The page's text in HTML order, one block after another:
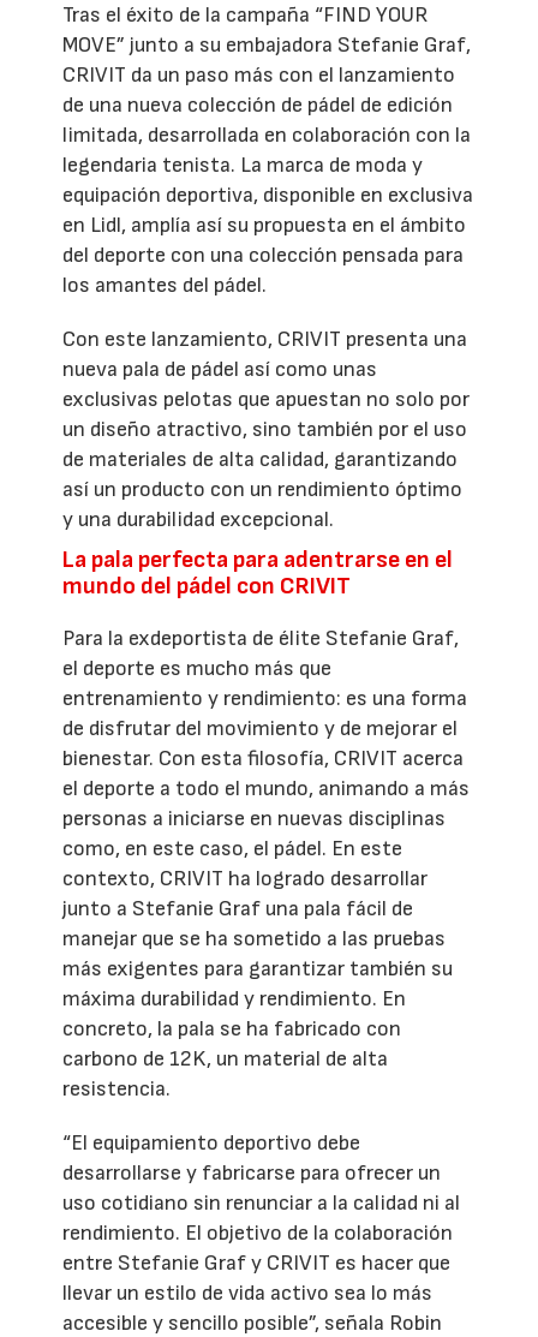
Tras el éxito de la campaña “FIND YOUR
MOVE” junto a su embajadora Stefanie Graf,
CRIVIT da un paso más con el lanzamiento
de una nueva colección de pádel de edición
limitada, desarrollada en colaboración con la
legendaria tenista. La marca de moda y
equipación deportiva, disponible en exclusiva
en Lidl, amplía así su propuesta en el ámbito
del deporte con una colección pensada para
los amantes del pádel.
Con este lanzamiento, CRIVIT presenta una
nueva pala de pádel así como unas
exclusivas pelotas que apuestan no solo por
un diseño atractivo, sino también por el uso
de materiales de alta calidad, garantizando
así un producto con un rendimiento óptimo
y una durabilidad excepcional.
La pala perfecta para adentrarse en el
mundo del pádel con CRIVIT
Para la exdeportista de élite Stefanie Graf,
el deporte es mucho más que
entrenamiento y rendimiento: es una forma
de disfrutar del movimiento y de mejorar el
bienestar. Con esta filosofía, CRIVIT acerca
el deporte a todo el mundo, animando a más
personas a iniciarse en nuevas disciplinas
como, en este caso, el pádel. En este
contexto, CRIVIT ha logrado desarrollar
junto a Stefanie Graf una pala fácil de
manejar que se ha sometido a las pruebas
más exigentes para garantizar también su
máxima durabilidad y rendimiento. En
concreto, la pala se ha fabricado con
carbono de 12K, un material de alta
resistencia.
“El equipamiento deportivo debe
desarrollarse y fabricarse para ofrecer un
uso cotidiano sin renunciar a la calidad ni al
rendimiento. El objetivo de la colaboración
entre Stefanie Graf y CRIVIT es hacer que
llevar un estilo de vida activo sea lo más
accesible y sencillo posible”, señala Robin